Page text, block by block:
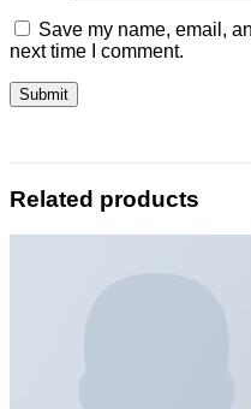
Save my name, email,
next time I comment.
Related products